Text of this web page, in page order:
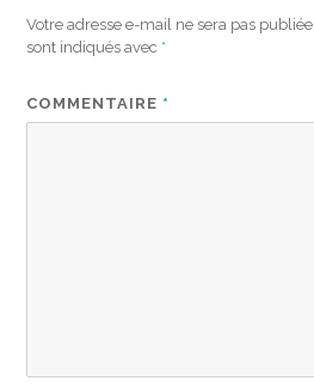
Votre adresse e-mail ne sera pas publiée.
sont indiqués avec *
COMMENTAIRE *